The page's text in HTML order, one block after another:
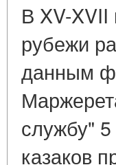
В XV-XVII
рубежи
данным
службу"
казаков